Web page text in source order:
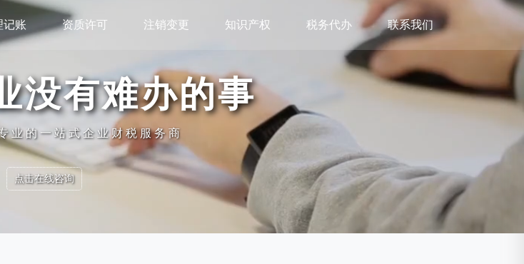
记账 资质许可 注销变更 知识产权 税务代办 联系我们
没有难办的事
业的一站式企业财税服务商
点击在线咨询